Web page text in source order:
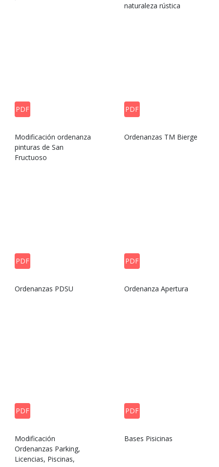
naturaleza rústica
PDF
Modificación ordenanza
pinturas de San
Fructuoso
PDF
Ordenanzas TM Bierge
PDF
Ordenanzas PDSU
PDF
Ordenanza Apertura
PDF
Modificación
Ordenanzas Parking,
Licencias, Piscinas,
PDF
Bases Pisicinas